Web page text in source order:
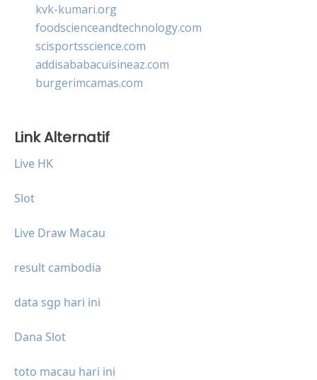
kvk-kumari.org
foodscienceandtechnology.com
scisportsscience.com
addisababacuisineaz.com
burgerimcamas.com
Link Alternatif
Live HK
Slot
Live Draw Macau
result cambodia
data sgp hari ini
Dana Slot
toto macau hari ini